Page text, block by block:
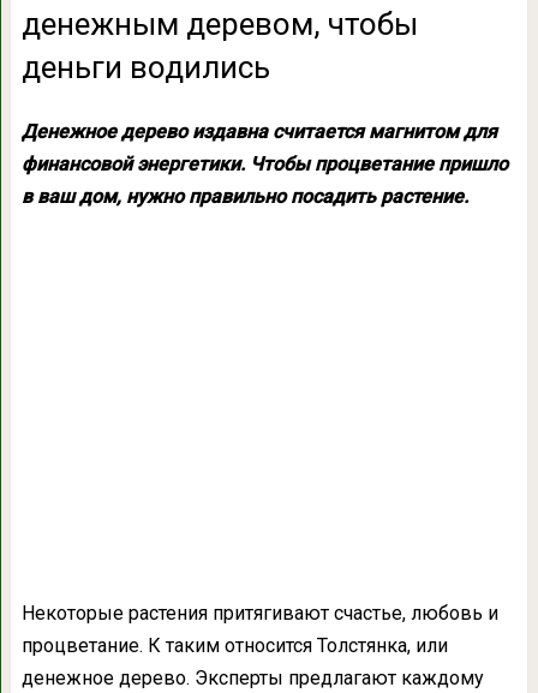
денежным деревом, чтобы
деньги водились
Денежное дерево издавна считается магнитом для
финансовой энергетики. Чтобы процветание пришло
в ваш дом, нужно правильно посадить растение.
Некоторые растения притягивают счастье, любовь и
процветание. К таким относится Толстянка, или
денежное дерево. Эксперты предлагают каждому